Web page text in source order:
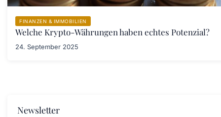
FINANZEN & IMMOBILIEN
Welche Krypto-Währungen haben echtes Potenzial?
24. September 2025
Newsletter